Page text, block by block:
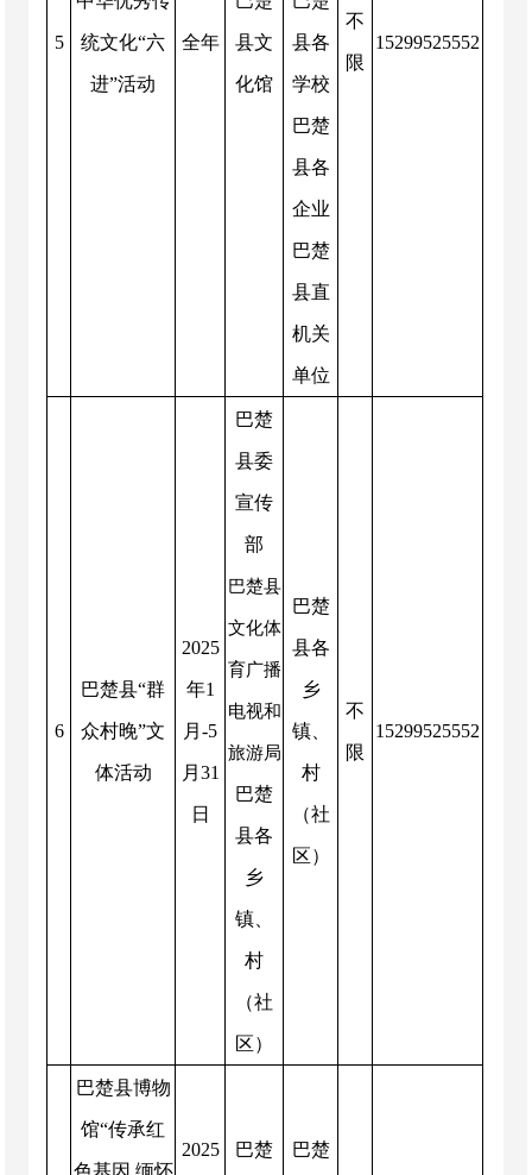
5 统文化“六
进”活动
全年 县文
化馆
县各
学校
巴楚
县各
企业
巴楚
县直
机关
单位
不
限
15299525552
6
巴楚县“群
众村晚”文
体活动
2025
年1
月-5
月 31
日
巴楚
县委
宣传
部
巴楚县
文化体
育广播
电视和
旅游局
巴楚
县各
乡
镇、
村
（社
区）
巴楚
县各
乡
镇、
村
（社
区）
不
限
15299525552
巴楚县博物
馆“传承红
色基因 缅怀
2025 巴楚 巴楚